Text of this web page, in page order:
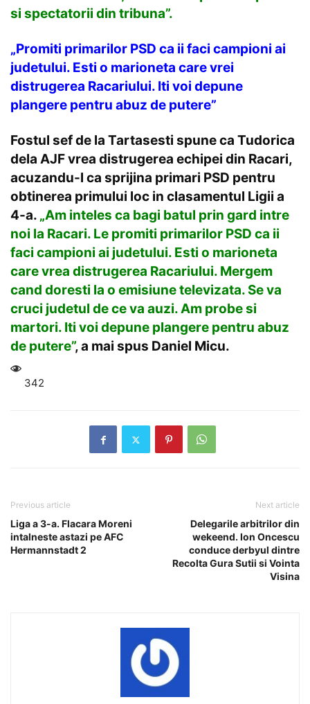
si spectatorii din tribuna”.
„Promiti primarilor PSD ca ii faci campioni ai
judetului. Esti o marioneta care vrei
distrugerea Racariului. Iti voi depune
plangere pentru abuz de putere”
Fostul sef de la Tartasesti spune ca Tudorica
dela AJF vrea distrugerea echipei din Racari,
acuzandu-l ca sprijina primari PSD pentru
obtinerea primului loc in clasamentul Ligii a
4-a. „Am inteles ca bagi batul prin gard intre
noi la Racari. Le promiti primarilor PSD ca ii
faci campioni ai judetului. Esti o marioneta
care vrea distrugerea Racariului. Mergem
cand doresti la o emisiune televizata. Se va
cruci judetul de ce va auzi. Am probe si
martori. Iti voi depune plangere pentru abuz
de putere”, a mai spus Daniel Micu.
342
Previous article
Liga a 3-a. Flacara Moreni
intalneste astazi pe AFC
Hermannstadt 2
Next article
Delegarile arbitrilor din
wekeend. Ion Oncescu
conduce derbyul dintre
Recolta Gura Sutii si Vointa
Visina